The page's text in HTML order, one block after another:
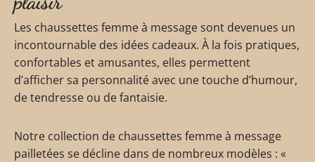
Les chaussettes femme à message sont devenues un
incontournable des idées cadeaux. À la fois pratiques,
confortables et amusantes, elles permettent
d’afficher sa personnalité avec une touche d’humour,
de tendresse ou de fantaisie.
Notre collection de chaussettes femme à message
pailletées se décline dans de nombreux modèles : «